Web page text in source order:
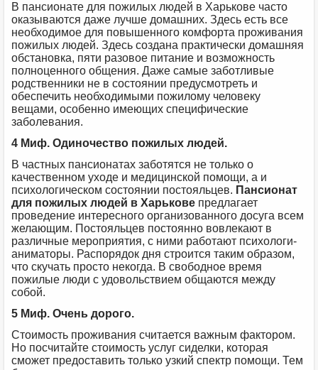
В пансионате для пожилых людей в Харькове часто
оказываются даже лучше домашних. Здесь есть все
необходимое для повышенного комфорта проживания
пожилых людей. Здесь создана практически домашняя
обстановка, пяти разовое питание и возможность
полноценного общения. Даже самые заботливые
родственники не в состоянии предусмотреть и
обеспечить необходимыми пожилому человеку
вещами, особенно имеющих специфические
заболевания.
4 Миф. Одиночество пожилых людей.
В частных пансионатах заботятся не только о
качественном уходе и медицинской помощи, а и
психологическом состоянии постояльцев. Пансионат
для пожилых людей в Харькове предлагает
проведение интересного организованного досуга всем
желающим. Постояльцев постоянно вовлекают в
различные мероприятия, с ними работают психологи-
аниматоры. Распорядок дня строится таким образом,
что скучать просто некогда. В свободное время
пожилые люди с удовольствием общаются между
собой.
5 Миф. Очень дорого.
Стоимость проживания считается важным фактором.
Но посчитайте стоимость услуг сиделки, которая
сможет предоставить только узкий спектр помощи. Тем